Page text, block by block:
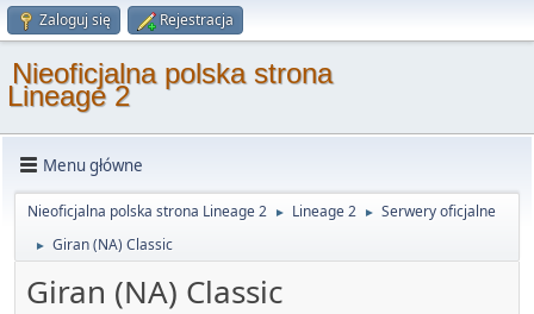
Zaloguj się Rejestracja
Nieoficjalna polska strona
Lineage 2
Menu główne
Nieoficjalna polska strona Lineage 2 ► Lineage 2 ► Serwery oficjalne
► Giran (NA) Classic
Giran (NA) Classic